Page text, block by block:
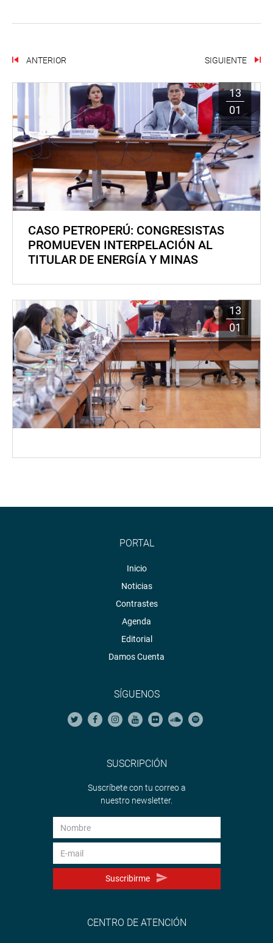
ANTERIOR SIGUIENTE
13
01
CASO PETROPERÚ: CONGRESISTAS
PROMUEVEN INTERPELACIÓN AL
TITULAR DE ENERGÍA Y MINAS
13
01
PORTAL
Inicio
Noticias
Contrastes
Agenda
Editorial
Damos Cuenta
SÍGUENOS
SUSCRIPCIÓN
Suscríbete con tu correo a
nuestro newsletter.
Suscribirme
CENTRO DE ATENCIÓN